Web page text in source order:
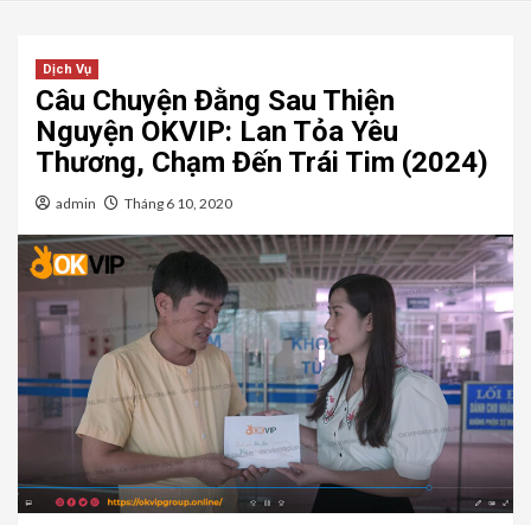
Dịch Vụ
Câu Chuyện Đằng Sau Thiện
Nguyện OKVIP: Lan Tỏa Yêu
Thương, Chạm Đến Trái Tim (2024)
admin Tháng 6 10, 2020